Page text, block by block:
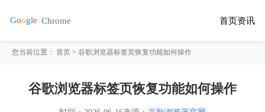
首页资讯
您当前位置：首页 > 谷歌浏览器标签页恢复功能如何操作
谷歌浏览器标签页恢复功能如何操作